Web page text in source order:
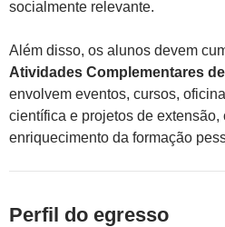
socialmente relevante.
Além disso, os alunos devem
Atividades Complementares
envolvem eventos, cursos,
científica e projetos de
enriquecimento da formação
Perfil do egresso